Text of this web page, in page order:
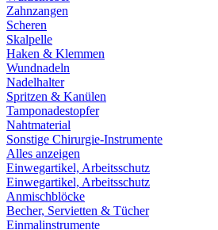
Zahnzangen
Scheren
Skalpelle
Haken & Klemmen
Wundnadeln
Nadelhalter
Spritzen & Kanülen
Tamponadestopfer
Nahtmaterial
Sonstige Chirurgie-Instrumente
Alles anzeigen
Einwegartikel, Arbeitsschutz
Einwegartikel, Arbeitsschutz
Anmischblöcke
Becher, Servietten & Tücher
Einmalinstrumente